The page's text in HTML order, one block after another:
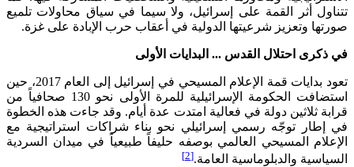
تتناول أثر القمة على إسرائيل، ولا سيما في سياق محاولات تلميع
صورتها وتعزيز شرعيتها الدولية في أعقاب حرب الإبادة على غزة.
في ذكرى احتلال القدس ... البدايات الأولى
تعود بدايات قمة الإعلام المسيحي في إسرائيل إلى العام 2017، حين
استضافت الحكومة الإسرائيلية للمرة الأولى نحو 130 صحافياً من
قرابة ثلاثين دولة في فعالية امتدت عدة أيام. وقد جاءت هذه الخطوة
في إطار توجّه رسمي إسرائيلي نحو بناء شراكات استراتيجية مع
الإعلام المسيحي العالمي بوصفه حليفاً طبيعياً في ميدان السردية
السياسية والدبلوماسية العامة.[2]